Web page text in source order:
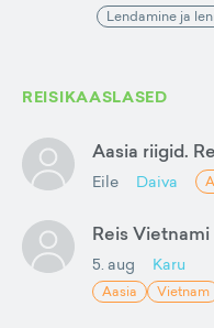
Lendamine ja
REISIKAASLASED
Aasia riigid.
Eile Daiva
Reis Vietnami
5. aug Karu
Aasia Vietnam